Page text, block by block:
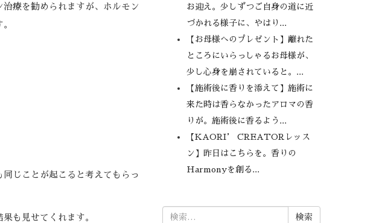
療を勧められますが、ホルモン
じことが起こると考えてもらっ
も見せてくれます。
お迎え。少しずつご自身の道に近
づかれる様子に、やはり...
【お母様へのプレゼント】離れた
ところにいらっしゃるお母様が、
少し心身を崩されていると。...
【施術後に香りを添えて】施術に
来た時は香らなかったアロマの香
りが。施術後に香るよう...
【KAORI’ CREATORレッス
ン】昨日はこちらを。香りの
Harmonyを創る...